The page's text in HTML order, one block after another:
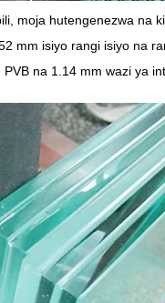
moja hutengenezwa na
mm isiyo rangi isiyo na
na 1.14 mm wazi ya